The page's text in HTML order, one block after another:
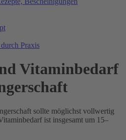
Praxis
Vitaminbedarf
sollte möglichst vollwertig
ist insgesamt um 15–